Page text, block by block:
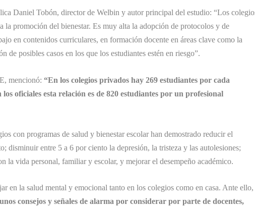
Daniel Tobón, director de Welbin y autor principal del estudio: “Los
la promoción del bienestar. Es muy alta la adopción de protocolos y de
en contenidos curriculares, en formación docente en áreas clave como la
posibles casos en los que los estudiantes estén en riesgo”.
mencionó: “En los colegios privados hay 269 estudiantes por cada
oficiales esta relación es de 820 estudiantes por un profesional
con programas de salud y bienestar escolar han demostrado reducir el
disminuir entre 5 a 6 por ciento la depresión, la tristeza y las autolesiones;
la vida personal, familiar y escolar, y mejorar el desempeño académico.
en la salud mental y emocional tanto en los colegios como en casa. Ante ello,
consejos y señales de alarma por considerar por parte de docentes,